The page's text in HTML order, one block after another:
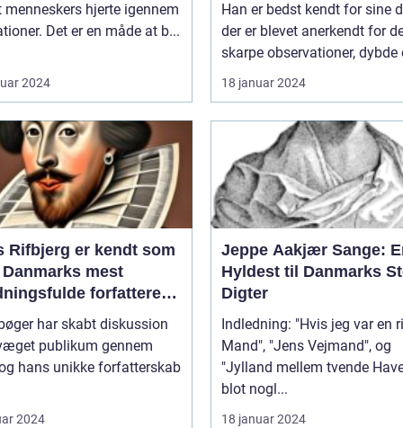
menneskers hjerte igennem
Det er en måde at b...
2024
Han er bedst kendt for sine
der er blevet anerkendt for
skarpe observationer, dybde
18 januar 2024
Rifbjerg er kendt som
mest
forfattere
af de mest markante
inden for dansk
har skabt diskussion
publikum gennem
hans unikke forfatterskab
2024
Jeppe Aakjær Sange:
Hyldest til Danmarks
Digter
Indledning: "Hvis jeg var en
Mand", "Jens Vejmand", og
"Jylland mellem tvende
blot nogl...
18 januar 2024